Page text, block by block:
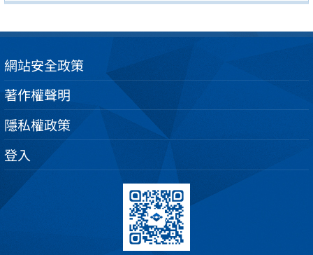
網站安全政策
著作權聲明
隱私權政策
登入